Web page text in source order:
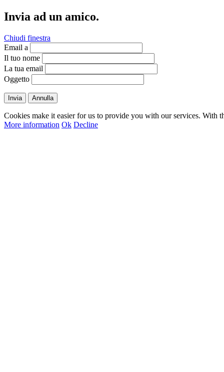
Invia ad un amico.
Chiudi finestra
Email a
Il tuo nome
La tua email
Oggetto
Invia Annulla
Cookies make it easier for us to provide you with our services. With
More information Ok Decline